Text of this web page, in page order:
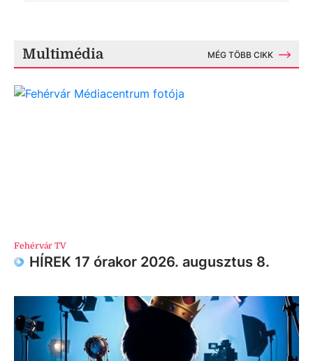
Multimédia MÉG TÖBB CIKK
Fehérvár TV
HÍREK 17 órakor 2026. augusztus 8.